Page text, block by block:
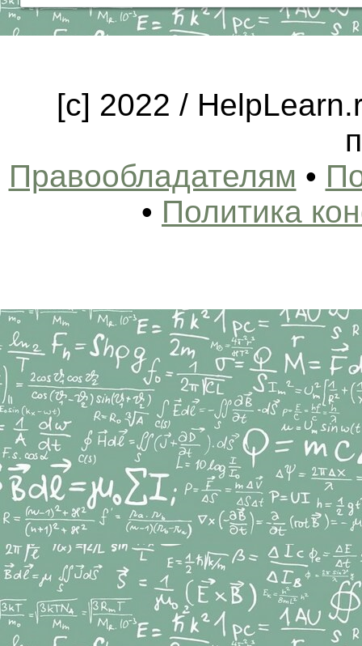
[c] 2022 /
Правообладателям •
• Политика